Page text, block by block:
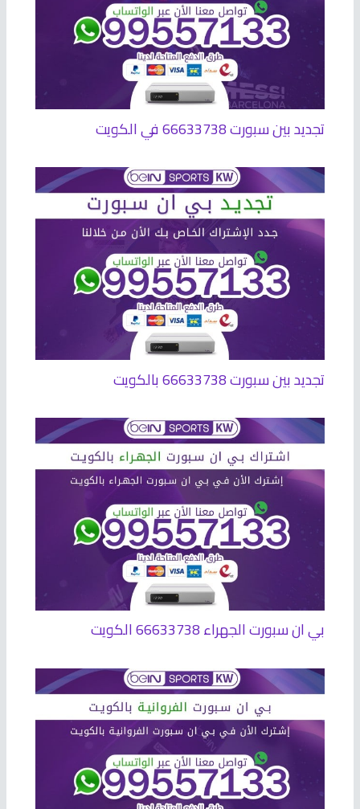
تجديد بين سبورت 66633738 في الكويت
تجديد بين سبورت 66633738 بالكويت
بي ان سبورت الجهراء 66633738 الكويت